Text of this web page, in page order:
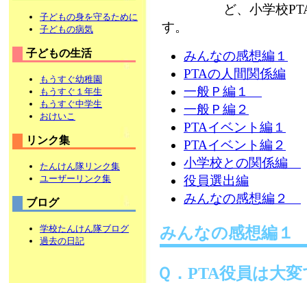
子どもの身を守るために
子どもの病気
子どもの生活
もうすぐ幼稚園
もうすぐ１年生
もうすぐ中学生
おけいこ
リンク集
たんけん隊リンク集
ユーザーリンク集
ブログ
学校たんけん隊ブログ
過去の日記
ど、小学校
す。
みんなの感想編１
PTAの人間関係編
一般Ｐ編１
一般Ｐ編２
PTAイベント編１
PTAイベント編２
小学校との関係編
役員選出編
みんなの感想編２
みんなの感想編
Ｑ．PTA役員は大